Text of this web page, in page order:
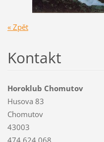
« Zpět
Kontakt
Horoklub Chomutov
Husova 83
Chomutov
43003
474 624 068